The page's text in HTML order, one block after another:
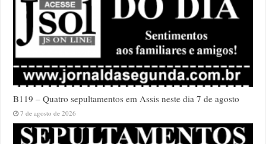
B119 – Quatro sepultamentos em Assis neste dia 7 de agosto
7 de agosto de 2026